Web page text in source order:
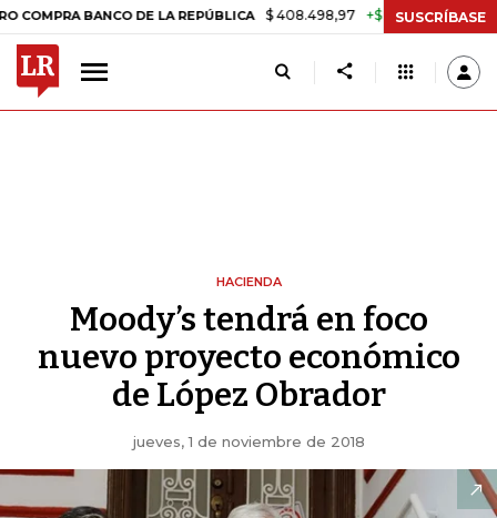
DE LA REPÚBLICA $ 408.498,97 +$ 8.753,81 +2,19% TASA
SUSCRÍBASE
HACIENDA
Moody’s tendrá en foco
nuevo proyecto económico
de López Obrador
jueves, 1 de noviembre de 2018